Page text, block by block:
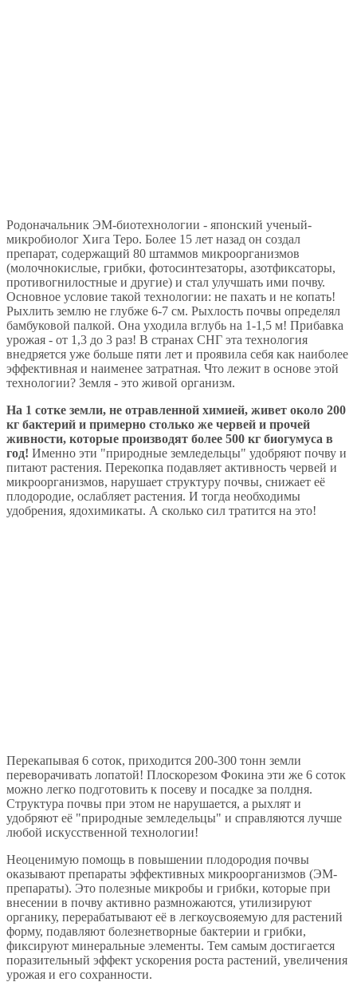
Родоначальник ЭМ-биотехнологии - японский ученый-
микробиолог Хига Теро. Более 15 лет назад он создал
препарат, содержащий 80 штаммов микроорганизмов
(молочнокислые, грибки, фотосинтезаторы, азотфиксаторы,
противогнилостные и другие) и стал улучшать ими почву.
Основное условие такой технологии: не пахать и не копать!
Рыхлить землю не глубже 6-7 см. Рыхлость почвы определял
бамбуковой палкой. Она уходила вглубь на 1-1,5 м! Прибавка
урожая - от 1,3 до 3 раз! В странах СНГ эта технология
внедряется уже больше пяти лет и проявила себя как наиболее
эффективная и наименее затратная. Что лежит в основе этой
технологии? Земля - это живой организм.
На 1 сотке земли, не отравленной химией, живет около 200
кг бактерий и примерно столько же червей и прочей
живности, которые производят более 500 кг биогумуса в
год! Именно эти "природные земледельцы" удобряют почву и
питают растения. Перекопка подавляет активность червей и
микроорганизмов, нарушает структуру почвы, снижает её
плодородие, ослабляет растения. И тогда необходимы
удобрения, ядохимикаты. А сколько сил тратится на это!
Перекапывая 6 соток, приходится 200-300 тонн земли
переворачивать лопатой! Плоскорезом Фокина эти же 6 соток
можно легко подготовить к посеву и посадке за полдня.
Структура почвы при этом не нарушается, а рыхлят и
удобряют её "природные земледельцы" и справляются лучше
любой искусственной технологии!
Неоценимую помощь в повышении плодородия почвы
оказывают препараты эффективных микроорганизмов (ЭМ-
препараты). Это полезные микробы и грибки, которые при
внесении в почву активно размножаются, утилизируют
органику, перерабатывают её в легкоусвояемую для растений
форму, подавляют болезнетворные бактерии и грибки,
фиксируют минеральные элементы. Тем самым достигается
поразительный эффект ускорения роста растений, увеличения
урожая и его сохранности.